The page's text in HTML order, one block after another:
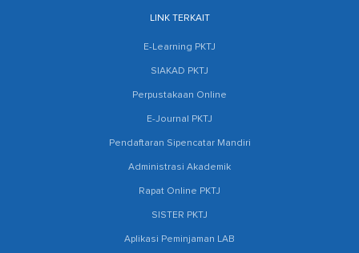
LINK TERKAIT
E-Learning PKTJ
SIAKAD PKTJ
Perpustakaan Online
E-Journal PKTJ
Pendaftaran Sipencatar Mandiri
Administrasi Akademik
Rapat Online PKTJ
SISTER PKTJ
Aplikasi Peminjaman LAB